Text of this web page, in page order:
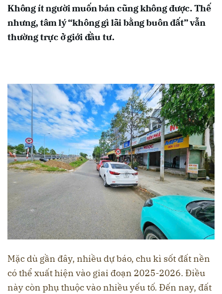
Không ít người muốn bán cũng không được. Thế
nhưng, tâm lý “không gì lãi bằng buôn đất” vẫn
thường trực ở giới đầu tư.
Mặc dù gần đây, nhiều dự báo, chu kì sốt đất nền
có thể xuất hiện vào giai đoạn 2025-2026. Điều
này còn phụ thuộc vào nhiều yếu tố. Đến nay, đất